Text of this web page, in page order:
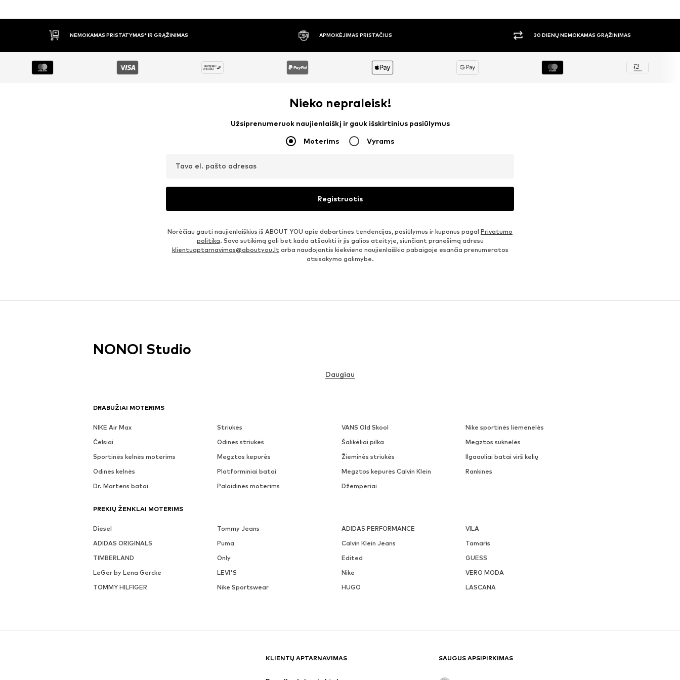
APMOKĖJIMAS PRISTAČIUS 30 DIENŲ NEMOKAMAS GRĄŽINIMAS DIDELIS PASIRINKIMAS
Nieko nepraleisk!
Užsiprenumeruok naujienlaiškį ir gauk išskirtinius pasiūlymus
Moterims Vyrams
Tavo el. pašto adresas
Registruotis
Norėčiau gauti naujienlaiškius iš ABOUT YOU apie dabartines tendencijas, pasiūlymus ir kuponus pagal Privatumo
politika. Savo sutikimą gali bet kada atšaukti ir jis galios ateityje, siunčiant pranešimą adresu
klientuaptarnavimas@aboutyou.lt arba naudojantis kiekvieno naujienlaiškio pabaigoje esančia prenumeratos
atsisakymo galimybe.
DRABUŽIAI MOTERIMS
NIKE Air Max Striukės VANS Old Skool
Nike sportinės liemenėlės
Čelsiai
Odinės striukės Šalikėliai pilka
Megztos suknelės
Sportinės kelnės moterims
Megztos kepurės Žieminės striukės
Ilgaauliai batai virš kelių
Odinės kelnės
Platforminiai batai Megztos kepurės Calvin Klein
Rankinės
Dr. Martens batai
Palaidinės moterims Džemperiai
PREKIŲ ŽENKLAI MOTERIMS
Diesel Tommy Jeans ADIDAS PERFORMANCE
VILA
ADIDAS ORIGINALS
Puma Calvin Klein Jeans
Tamaris
TIMBERLAND
Only Edited
GUESS
LeGer by Lena Gercke
LEVI'S Nike
VERO MODA
TOMMY HILFIGER
Nike Sportswear HUGO LASCANA
KLIENTŲ APTARNAVIMAS SAUGUS APSIPIRKIMAS
NONOI Studio
Daugiau